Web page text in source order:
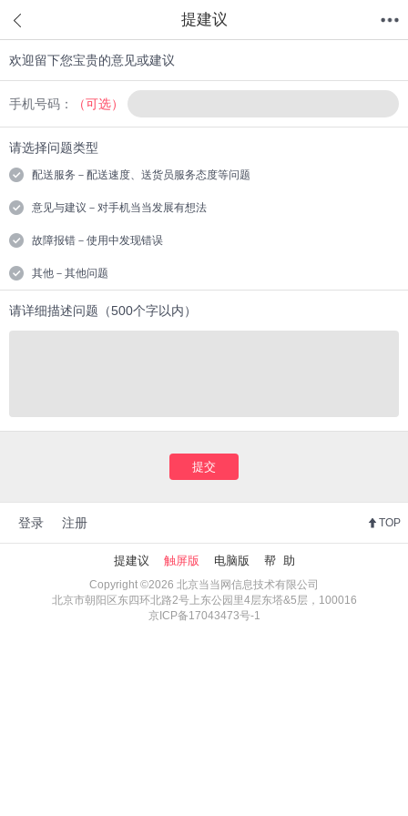
提建议
欢迎留下您宝贵的意见或建议
手机号码： （可选）
请选择问题类型
配送服务－配送速度、送货员服务态度等问题
意见与建议－对手机当当发展有想法
故障报错－使用中发现错误
其他－其他问题
请详细描述问题（500个字以内）
提交
登录 注册 TOP
提建议 触屏版 电脑版 帮 助
Copyright ©2026 北京当当网信息技术有限公司
北京市朝阳区东四环北路2号上东公园里4层东塔&5层，100016
京ICP备17043473号-1